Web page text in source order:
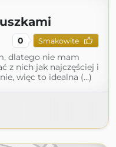
0 Smakowite
dlatego nie mam
z nich jak najczęściej i
więc to idealna (...)